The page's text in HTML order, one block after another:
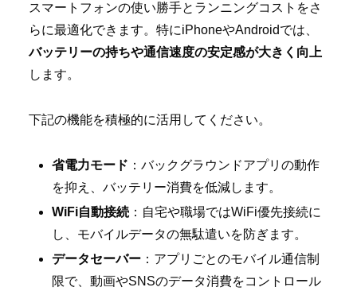
スマートフォンの使い勝手とランニングコストをさ
らに最適化できます。特にiPhoneやAndroidでは、
バッテリーの持ちや通信速度の安定感が大きく向上
します。
下記の機能を積極的に活用してください。
省電力モード ：バックグラウンドアプリの動作
を抑え、バッテリー消費を低減します。
WiFi自動接続 ：自宅や職場ではWiFi優先接続に
し、モバイルデータの無駄遣いを防ぎます。
データセーバー ：アプリごとのモバイル通信制
限で、動画やSNSのデータ消費をコントロール